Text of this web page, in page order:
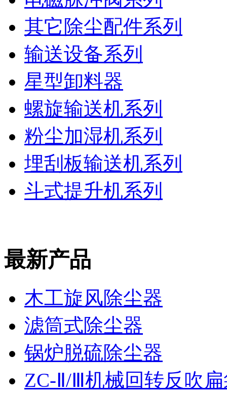
其它除尘配件系列
输送设备系列
星型卸料器
螺旋输送机系列
粉尘加湿机系列
埋刮板输送机系列
斗式提升机系列
最新产品
木工旋风除尘器
滤筒式除尘器
锅炉脱硫除尘器
ZC-Ⅱ/Ⅲ机械回转反吹